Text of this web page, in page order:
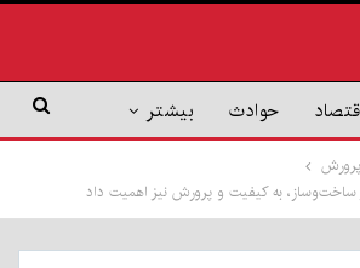
حوادث بیشتر
بر ساخت‌وساز، به کیفیت و پرورش نیز اهمیت داد